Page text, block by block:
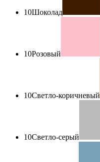
10Шоколад
10Розовый
10Светло-коричневый
10Светло-серый